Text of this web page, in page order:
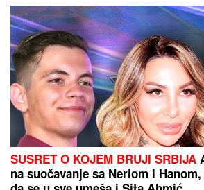
SUSRET O KOJEM BRUJI SRBIJA
na suočavanje sa Neriom i